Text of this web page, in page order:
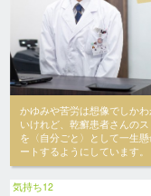
かゆみや苦労は想像でしか
いけれど、乾癬患者さんの
を〈自分ごと〉として一生
ートするようにしています。
気持ち12